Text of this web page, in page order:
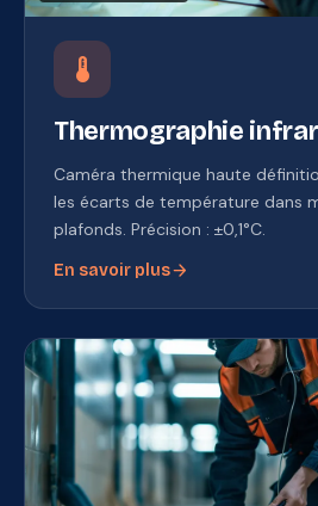
device_thermostat
Thermographie
Caméra thermique haute
les écarts de température dans
plafonds. Précision : ±0,1°C.
En savoir plusarrow_forward